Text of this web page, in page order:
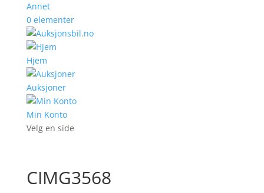
Annet
0 elementer
Hjem
Auksjoner
Min Konto
Velg en side
CIMG3568